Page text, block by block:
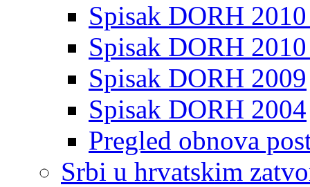
Spisak DORH
Spisak DORH
Spisak DORH 2009
Spisak DORH 2004
Pregled obnova
Srbi u hrvatskim